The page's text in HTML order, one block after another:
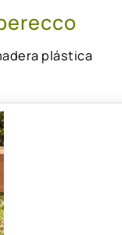
plástica